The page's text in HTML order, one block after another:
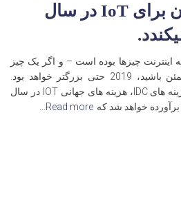
آنچه که متخصصان برای IoT در سال
اینترنت چیزها بوده است – و اگر یک چیز
وجود دارد که می توانید مطمئن باشید، 2019 حتی بزرگتر خواهد بود.
براساس آخرین گزارش ها هزینه های IDC، هزینه های جهانی IOT در سال
Read more…